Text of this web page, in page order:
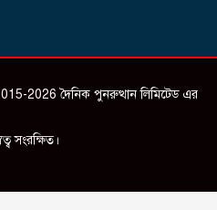
2026 দৈনিক পুনরুত্থান লিমিটেড এর
সংরক্ষিত।